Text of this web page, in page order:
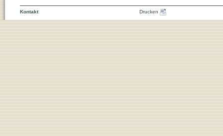
Kontakt Drucken